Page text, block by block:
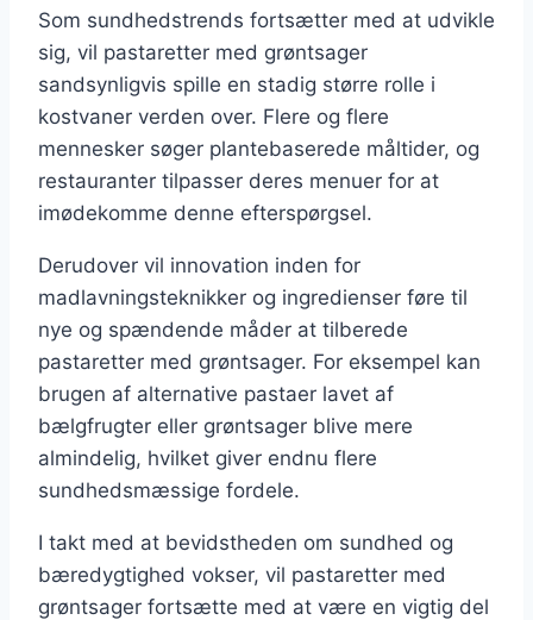
Som sundhedstrends fortsætter med at udvikle
sig, vil pastaretter med grøntsager
sandsynligvis spille en stadig større rolle i
kostvaner verden over. Flere og flere
mennesker søger plantebaserede måltider, og
restauranter tilpasser deres menuer for at
imødekomme denne efterspørgsel.
Derudover vil innovation inden for
madlavningsteknikker og ingredienser føre til
nye og spændende måder at tilberede
pastaretter med grøntsager. For eksempel kan
brugen af alternative pastaer lavet af
bælgfrugter eller grøntsager blive mere
almindelig, hvilket giver endnu flere
sundhedsmæssige fordele.
I takt med at bevidstheden om sundhed og
bæredygtighed vokser, vil pastaretter med
grøntsager fortsætte med at være en vigtig del